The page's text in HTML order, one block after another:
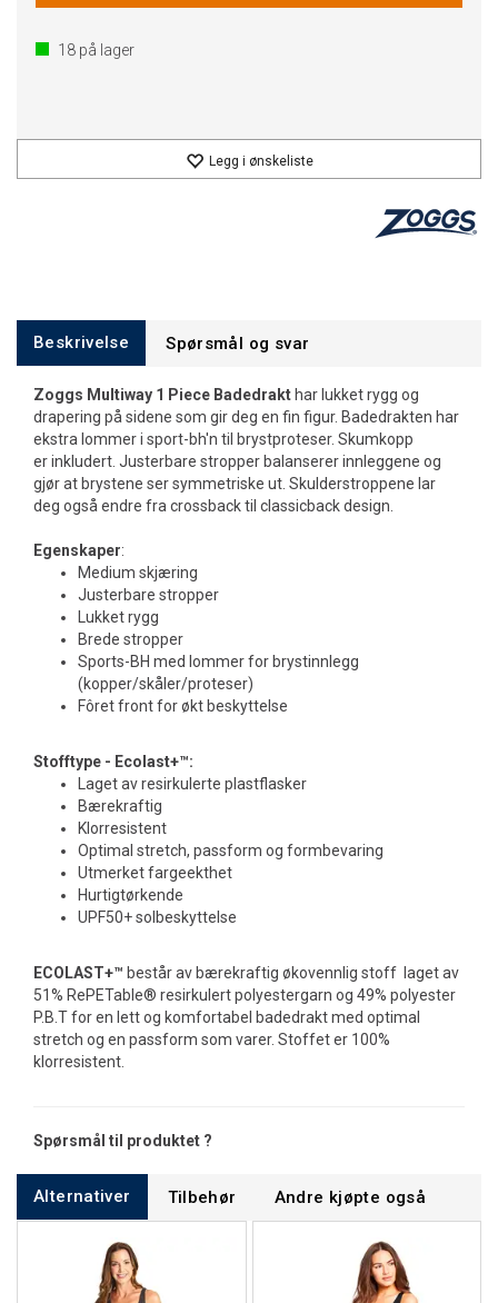
18 på lager
Legg i ønskeliste
Beskrivelse Spørsmål og svar
Zoggs Multiway 1 Piece Badedrakt har lukket rygg og
drapering på sidene som gir deg en fin figur. Badedrakten har
ekstra lommer i sport-bh'n til brystproteser. Skumkopp
er inkludert. Justerbare stropper balanserer innleggene og
gjør at brystene ser symmetriske ut. Skulderstroppene lar
deg også endre fra crossback til classicback design.
Egenskaper:
Medium skjæring
Justerbare stropper
Lukket rygg
Brede stropper
Sports-BH med lommer for brystinnlegg
(kopper/skåler/proteser)
Fôret front for økt beskyttelse
Stofftype - Ecolast+™:
Laget av resirkulerte plastflasker
Bærekraftig
Klorresistent
Optimal stretch, passform og formbevaring
Utmerket fargeekthet
Hurtigtørkende
UPF50+ solbeskyttelse
ECOLAST+™ består av bærekraftig økovennlig stoff laget av
51% RePETable® resirkulert polyestergarn og 49% polyester
P.B.T for en lett og komfortabel badedrakt med optimal
stretch og en passform som varer. Stoffet er 100%
klorresistent.
Spørsmål til produktet ?
Alternativer Tilbehør Andre kjøpte også